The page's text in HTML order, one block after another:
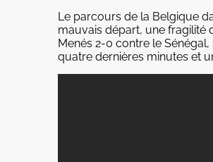
Le parcours de la Belgique
mauvais départ, une fragilité
Menés 2-0 contre le
quatre dernières minutes et